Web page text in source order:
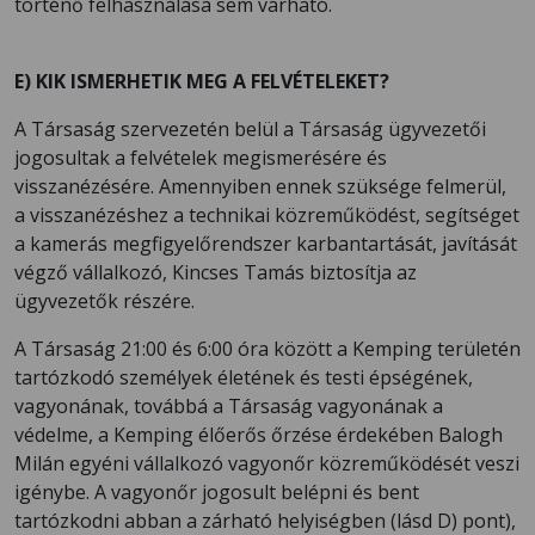
E) KIK ISMERHETIK MEG A FELVÉTELEKET?
A Társaság szervezetén belül a Társaság ügyvezetői
jogosultak a felvételek megismerésére és
visszanézésére. Amennyiben ennek szüksége felmerül,
a visszanézéshez a technikai közreműködést, segítséget
a kamerás megfigyelőrendszer karbantartását, javítását
végző vállalkozó, Kincses Tamás biztosítja az
ügyvezetők részére.
A Társaság 21:00 és 6:00 óra között a Kemping területén
tartózkodó személyek életének és testi épségének,
vagyonának, továbbá a Társaság vagyonának a
védelme, a Kemping élőerős őrzése érdekében Balogh
Milán egyéni vállalkozó vagyonőr közreműködését veszi
igénybe. A vagyonőr jogosult belépni és bent
tartózkodni abban a zárható helyiségben (lásd D) pont),